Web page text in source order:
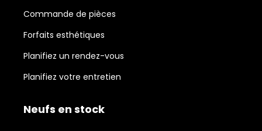
Commande de pièces
Forfaits esthétiques
Planifiez un rendez-vous
Planifiez votre entretien
Neufs en stock